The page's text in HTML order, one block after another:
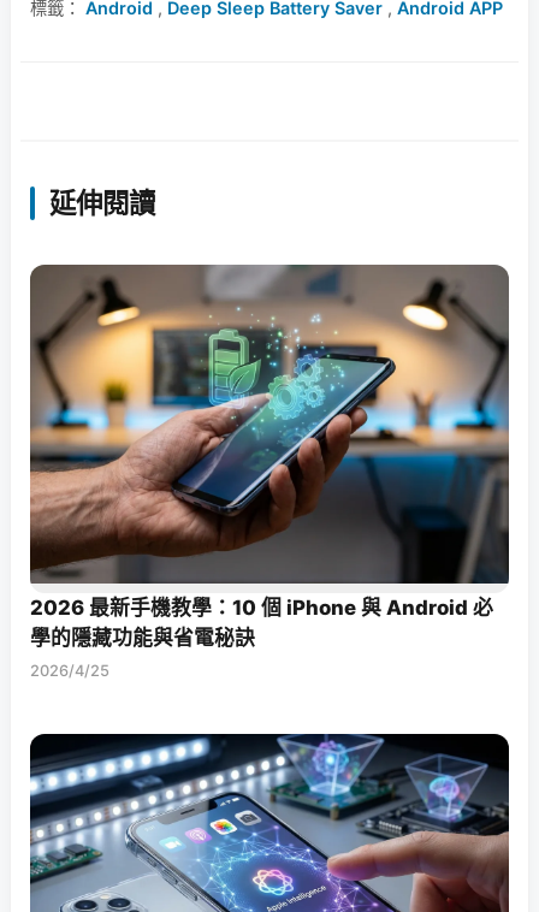
標籤： Android , Deep Sleep Battery Saver , Android APP
延伸閱讀
2026 最新手機教學：10 個 iPhone 與 Android 必
學的隱藏功能與省電秘訣
2026/4/25